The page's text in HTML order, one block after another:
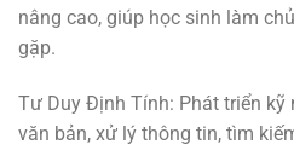
nâng cao, giúp học sinh làm
gặp.
Tư Duy Định Tính: Phát triển kỹ
văn bản, xử lý thông tin, tìm